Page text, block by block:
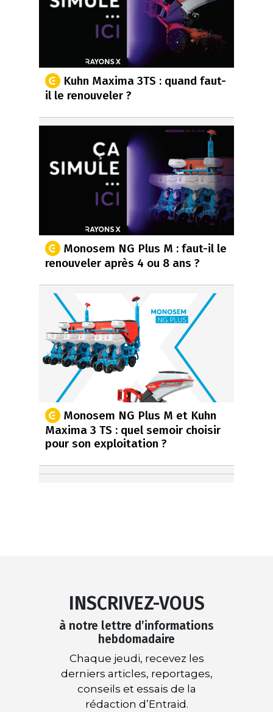
Kuhn Maxima 3TS : quand faut-
il le renouveler ?
Monosem NG Plus M : faut-il le
renouveler après 4 ou 8 ans ?
Monosem NG Plus M et Kuhn
Maxima 3 TS : quel semoir choisir
pour son exploitation ?
INSCRIVEZ-VOUS
à notre lettre d’informations
hebdomadaire
Chaque jeudi, recevez les
derniers articles, reportages,
conseils et essais de la
rédaction d’Entraid.